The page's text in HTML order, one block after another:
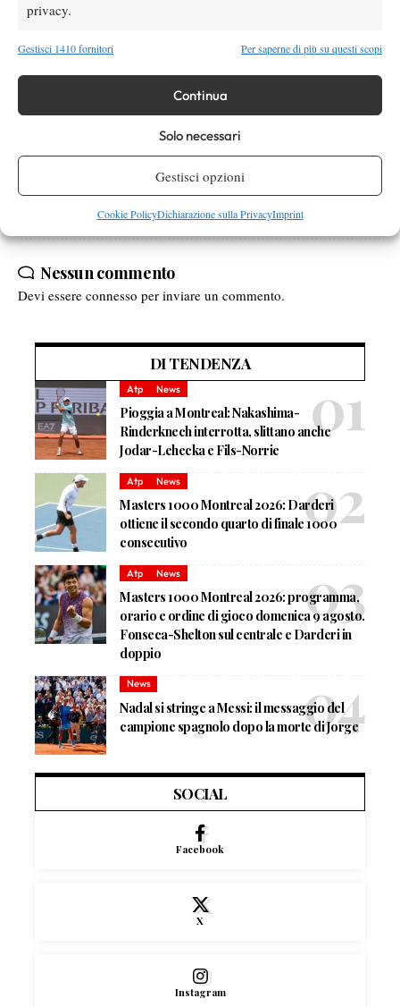
privacy.
Gestisci 1410 fornitori Per saperne di più su questi scopi
Continua
Solo necessari
Gestisci opzioni
Cookie PolicyDichiarazione sulla PrivacyImprint
Associazione Genitori Coaching
Fabrizio Tropiano I Problemi della Fit Proposte
Nessun commento
Devi essere connesso per inviare un commento.
DI TENDENZA
Atp News
Pioggia a Montreal: Nakashima-
Rinderknech interrotta, slittano anche
Jodar-Lehecka e Fils-Norrie
Atp News
Masters 1000 Montreal 2026: Darderi
ottiene il secondo quarto di finale 1000
consecutivo
Atp News
Masters 1000 Montreal 2026: programma,
orario e ordine di gioco domenica 9 agosto.
Fonseca-Shelton sul centrale e Darderi in
doppio
News
Nadal si stringe a Messi: il messaggio del
campione spagnolo dopo la morte di Jorge
SOCIAL
Facebook
X
Instagram